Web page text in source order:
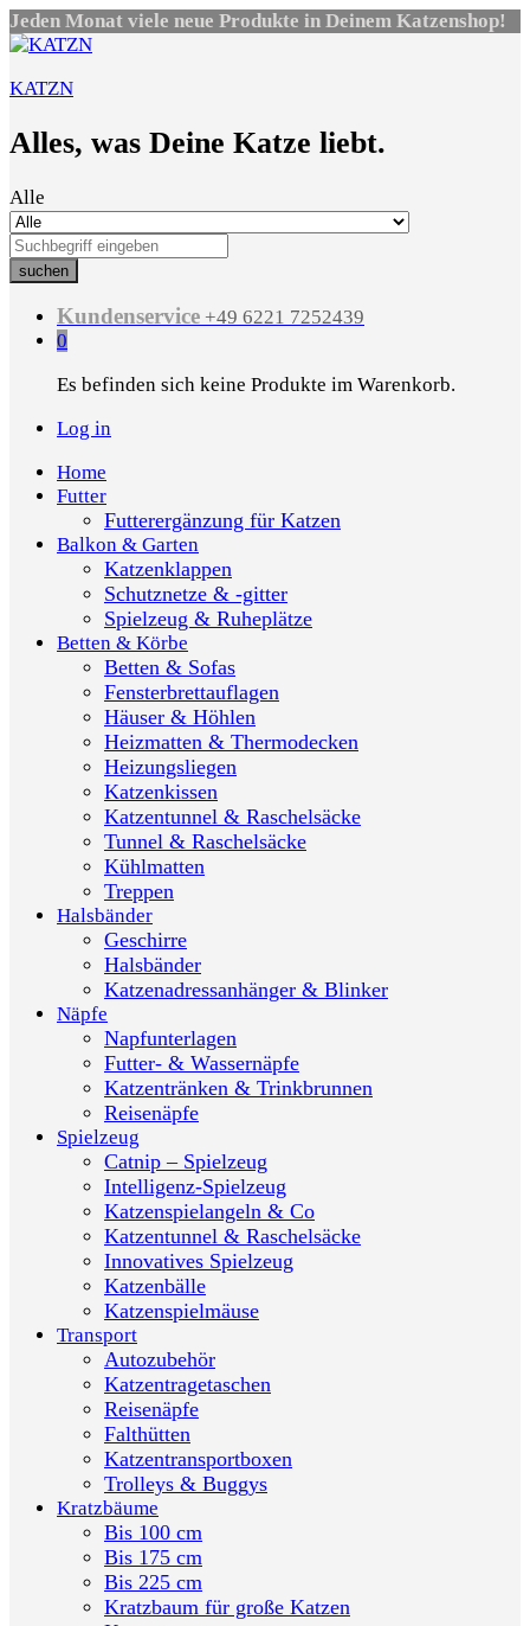
Jeden Monat viele neue Produkte in Deinem Katzenshop!
KATZN
Alles, was Deine Katze liebt.
Alle
suchen
Kundenservice +49 6221 7252439
0
Es befinden sich keine Produkte im Warenkorb.
Log in
Home
Futter
Futterergänzung für Katzen
Balkon & Garten
Katzenklappen
Schutznetze & -gitter
Spielzeug & Ruheplätze
Betten & Körbe
Betten & Sofas
Fensterbrettauflagen
Häuser & Höhlen
Heizmatten & Thermodecken
Heizungsliegen
Katzenkissen
Katzentunnel & Raschelsäcke
Tunnel & Raschelsäcke
Kühlmatten
Treppen
Halsbänder
Geschirre
Halsbänder
Katzenadressanhänger & Blinker
Näpfe
Napfunterlagen
Futter- & Wassernäpfe
Katzentränken & Trinkbrunnen
Reisenäpfe
Spielzeug
Catnip – Spielzeug
Intelligenz-Spielzeug
Katzenspielangeln & Co
Katzentunnel & Raschelsäcke
Innovatives Spielzeug
Katzenbälle
Katzenspielmäuse
Transport
Autozubehör
Katzentragetaschen
Reisenäpfe
Falthütten
Katzentransportboxen
Trolleys & Buggys
Kratzbäume
Bis 100 cm
Bis 175 cm
Bis 225 cm
Kratzbaum für große Katzen